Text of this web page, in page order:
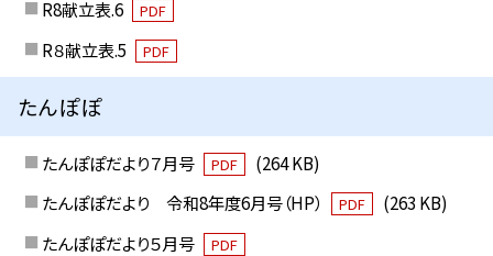
R8献立表.6
PDF
R８献立表.5 PDF
たんぽぽ
たんぽぽだより７月号 PDF
(264 KB)
たんぽぽだより 令和8年度6月号（HP）
PDF
(263 KB)
たんぽぽだより５月号
PDF